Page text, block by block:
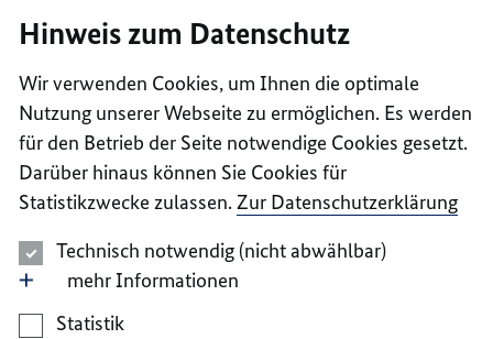
II
III
IV
V
Hinweis zum Datenschutz
Wir verwenden Cookies, um Ihnen die optimale
Nutzung unserer Webseite zu ermöglichen. Es werden
für den Betrieb der Seite notwendige Cookies gesetzt.
Darüber hinaus können Sie Cookies für
Statistikzwecke zulassen. Zur Datenschutzerklärung
Technisch notwendig (nicht abwählbar)
mehr Informationen
Statistik